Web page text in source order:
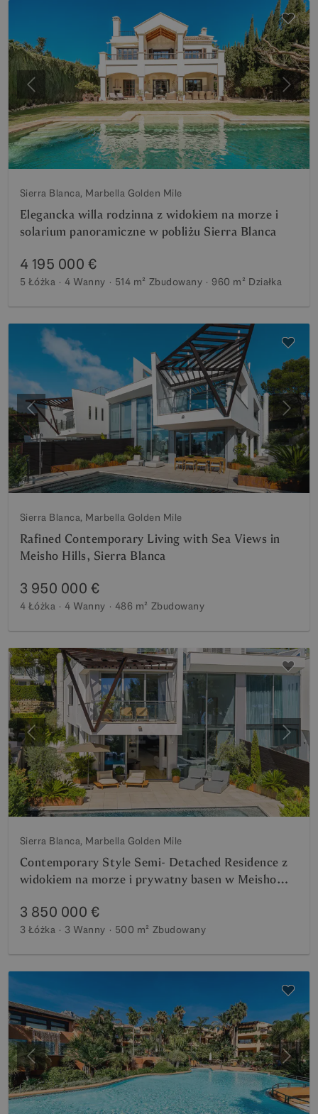
Poprzedni
Sierra Blanca, Marbella Golden Mile
Elegancka willa rodzinna z widokiem na morze i
solarium panoramiczne w pobliżu Sierra Blanca
4 195 000 €
5 Łóżka 4 Wanny 514 m² Zbudowany 960 m² Działka
Poprzedni
Sierra Blanca, Marbella Golden Mile
Rafined Contemporary Living with Sea Views in
Meisho Hills, Sierra Blanca
3 950 000 €
4 Łóżka 4 Wanny 486 m² Zbudowany
Poprzedni
Sierra Blanca, Marbella Golden Mile
Contemporary Style Semi- Detached Residence z
widokiem na morze i prywatny basen w Meisho
3 850 000 €
3 Łóżka 3 Wanny 500 m² Zbudowany
Poprzedni